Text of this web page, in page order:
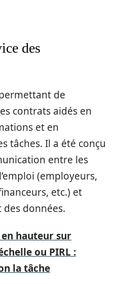
des
de
contrats aidés en
et en
tâches. Il a été conçu
entre les
(employeurs,
etc.) et
données.
hauteur sur
ou PIRL :
la tâche